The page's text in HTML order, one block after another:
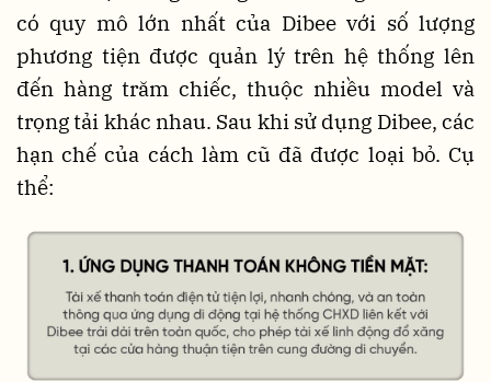
có quy mô lớn nhất của Dibee với số lượng
phương tiện được quản lý trên hệ thống lên
đến hàng trăm chiếc, thuộc nhiều model và
trọng tải khác nhau. Sau khi sử dụng Dibee, các
hạn chế của cách làm cũ đã được loại bỏ. Cụ
thể: